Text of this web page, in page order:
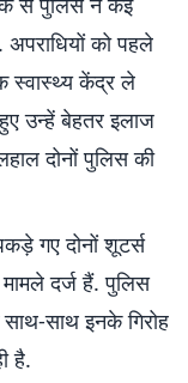
को पहले
स्वास्थ्य केंद्र ले
उन्हें बेहतर इलाज
दोनों पुलिस की
गए दोनों शूटर्स
दर्ज हैं. पुलिस
साथ इनके गिरोह
है.